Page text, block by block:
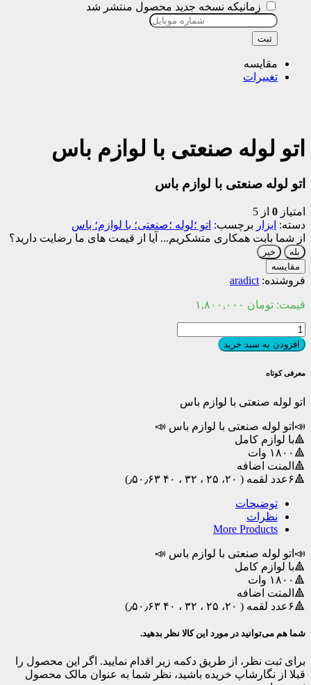
زمانیکه نسخه جدید محصول منتشر شد
ثبت
مقایسه
تغییرات
اتو لوله صنعتی با لوازم باس
اتو لوله صنعتی با لوازم باس
امتیاز 0 از 5
دسته: ابزار برچسب: اتو ؛لوله ؛صنعتی؛ با لوازم؛ باس
از شما بابت همکاری متشکریم... آیا از قیمت های ما رضایت دارید؟
بله
خیر
مقایسه
فروشنده: aradict
قیمت: تومان
اتو
لوله
صنعتی
لوازم
باس
عدد
افزودن به سبد خرید
معرفی کوتاه
اتو لوله صنعتی با لوازم باس
📣اتو لوله صنعتی با لوازم باس 📣
🔺با لوازم کامل
🔺۱۸۰۰ وات
🔺المنت اضافه
🔺۶عدد لقمه ( ۲۰، ۲۵ ، ۳۲ ، ۴۰ ٫۵۰٫۶۳)
توضیحات
نظرات
More Products
📣اتو لوله صنعتی با لوازم باس 📣
🔺با لوازم کامل
🔺۱۸۰۰ وات
🔺المنت اضافه
🔺۶عدد لقمه ( ۲۰، ۲۵ ، ۳۲ ، ۴۰ ٫۵۰٫۶۳)
شما هم می‌توانید در مورد این کالا نظر بدهید.
برای ثبت نظر، از طریق دکمه زیر اقدام نمایید. اگر این محصول را
قبلا از نگارشاپ خریده باشید، نظر شما به عنوان مالک محصول